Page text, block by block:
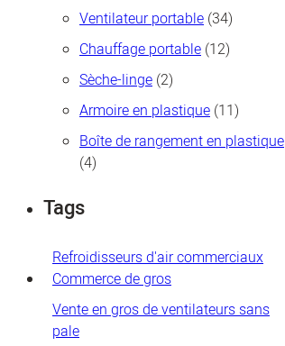
Ventilateur portable 3434
produits
Chauffage portable 1212
Sèche-linge 22
produits
Armoire en plastique 1111
produits
Boîte de rangement en plastique
44
Tags
Refroidisseurs d'air commerciaux
Commerce de gros
Vente en gros de ventilateurs sans
pale